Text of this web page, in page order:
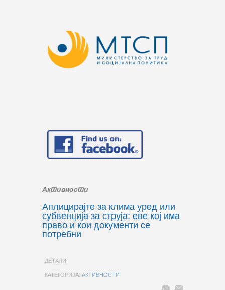
Активности
Аплицирајте за клима уред или
субвенција за струја: еве кој има
право и кои документи се
потребни
ДЕТАЛИ
КАТЕГОРИЈА: АКТИВНОСТИ